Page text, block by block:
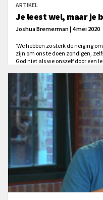
ARTIKEL
Je leest wel, maar je
Joshua Bremerman | 4 mei 2020
‘We hebben zo sterk de neiging
zijn om ons te doen zondigen,
God niet als we onszelf door een
Bremerman.